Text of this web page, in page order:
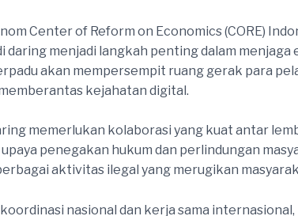
Center of Reform on Economics (CORE)
daring menjadi langkah penting dalam
akan mempersempit ruang gerak para
kejahatan digital.
memerlukan kolaborasi yang kuat antar
penegakan hukum dan perlindungan
aktivitas ilegal yang merugikan
nasional dan kerja sama